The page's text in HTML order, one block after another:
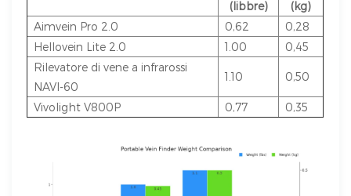
(libbre)
(kg)
Aimvein Pro 2.0
0,62
0,28
Hellovein Lite 2.0
1.00
0,45
Rilevatore di vene a infrarossi
NAVI-60
1.10 0,50
Vivolight V800P 0,77 0,35